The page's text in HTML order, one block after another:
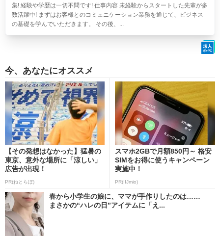
集! 経験や学歴は一切不問です! 仕事内容 未経験からスタートした先輩が多
数活躍中! まずはお客様とのコミュニケーション業務を通じて、ビジネス
の基礎を学んでいただきます。 その後、...
今、あなたにオススメ
【その発想はなかった】猛暑の
東京、意外な場所に「涼しい」
広告が出現！
PR(ねとらぼ)
スマホ2GBで月額850円～ 格安
SIMをお得に使うキャンペーン
実施中！
PR(IIJmio)
春から小学生の娘に、ママが手作りしたのは……
まさかの“ハレの日”アイテムに「え...